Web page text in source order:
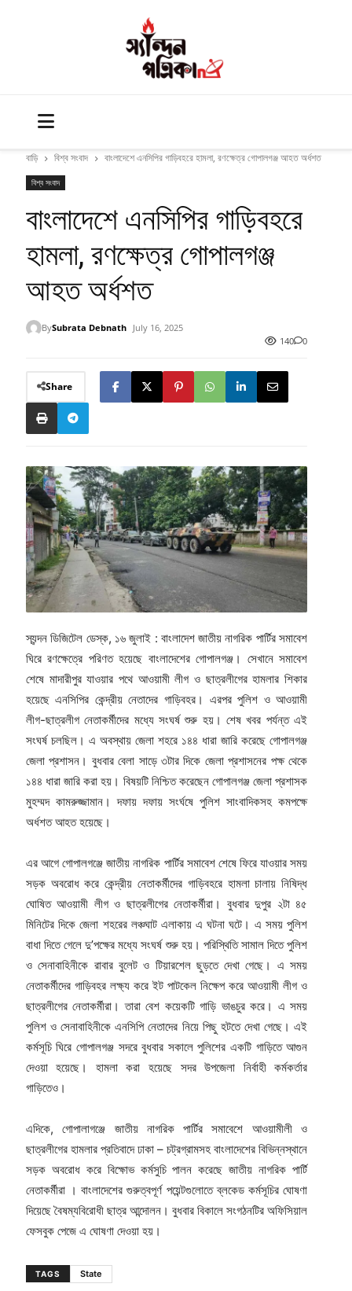
বাড়ি বিশ্ব সংবাদ বাংলাদেশে এনসিপির গাড়িবহরে হামলা, রণক্ষেত্র গোপালগঞ্জ আহত অর্ধশত
বিশ্ব সংবাদ
বাংলাদেশে এনসিপির গাড়িবহরে
হামলা, রণক্ষেত্র গোপালগঞ্জ
আহত অর্ধশত
BySubrata Debnath
July 16, 2025
140
0
Share
স্যন্দন ডিজিটেল ডেস্ক, ১৬ জুলাই : বাংলাদেশ জাতীয় নাগরিক পার্টির সমাবেশ
ঘিরে রণক্ষেত্রে পরিণত হয়েছে বাংলাদেশের গোপালগঞ্জ। সেখানে সমাবেশ
শেষে মাদারীপুর যাওয়ার পথে আওয়ামী লীগ ও ছাত্রলীগের হামলার শিকার
হয়েছে এনসিপির কেন্দ্রীয় নেতাদের গাড়িবহর। এরপর পুলিশ ও আওয়ামী
লীগ-ছাত্রলীগ নেতাকর্মীদের মধ্যে সংঘর্ষ শুরু হয়। শেষ খবর পর্যন্ত এই
সংঘর্ষ চলছিল। এ অবস্থায় জেলা শহরে ১৪৪ ধারা জারি করেছে গোপালগঞ্জ
জেলা প্রশাসন। বুধবার বেলা সাড়ে ৩টার দিকে জেলা প্রশাসনের পক্ষ থেকে
১৪৪ ধারা জারি করা হয়। বিষয়টি নিশ্চিত করেছেন গোপালগঞ্জ জেলা প্রশাসক
মুহম্মদ কামরুজ্জামান। দফায় দফায় সংর্ঘষে পুলিশ সাংবাদিকসহ কমপক্ষে
অর্ধশত আহত হয়েছে।
এর আগে গোপালগঞ্জে জাতীয় নাগরিক পার্টির সমাবেশ শেষে ফিরে যাওয়ার সময়
সড়ক অবরোধ করে কেন্দ্রীয় নেতাকর্মীদের গাড়িবহরে হামলা চালায় নিষিদ্ধ
ঘোষিত আওয়ামী লীগ ও ছাত্রলীগের নেতাকর্মীরা। বুধবার দুপুর ২টা ৪৫
মিনিটের দিকে জেলা শহরের লঞ্চঘাট এলাকায় এ ঘটনা ঘটে। এ সময় পুলিশ
বাধা দিতে গেলে দু’পক্ষের মধ্যে সংঘর্ষ শুরু হয়। পরিস্থিতি সামাল দিতে পুলিশ
ও সেনাবাহিনীকে রাবার বুলেট ও টিয়ারশেল ছুড়তে দেখা গেছে। এ সময়
নেতাকর্মীদের গাড়িবহর লক্ষ্য করে ইট পাটকেল নিক্ষেপ করে আওয়ামী লীগ ও
ছাত্রলীগের নেতাকর্মীরা। তারা বেশ কয়েকটি গাড়ি ভাঙচুর করে। এ সময়
পুলিশ ও সেনাবাহিনীকে এনসিপি নেতাদের নিয়ে পিছু হটতে দেখা গেছে। এই
কর্মসূচি ঘিরে গোপালগঞ্জ সদরে বুধবার সকালে পুলিশের একটি গাড়িতে আগুন
দেওয়া হয়েছে। হামলা করা হয়েছে সদর উপজেলা নির্বাহী কর্মকর্তার
গাড়িতেও।
এদিকে, গোপালাগঞ্জে জাতীয় নাগরিক পার্টির সমাবেশে আওয়ামীলী ও
ছাত্রলীগের হামলার প্রতিবাদে ঢাকা – চট্রগ্রামসহ বাংলাদেশের বিভিন্নস্থানে
সড়ক অবরোধ করে বিক্ষোভ কর্মসুচি পালন করেছে জাতীয় নাগরিক পার্টি
নেতাকর্মীরা । বাংলাদেশের গুরুত্বপূর্ণ পয়েন্টগুলোতে ব্লকেড কর্মসূচির ঘোষণা
দিয়েছে বৈষম্যবিরোধী ছাত্র আন্দোলন। বুধবার বিকালে সংগঠনটির অফিসিয়াল
ফেসবুক পেজে এ ঘোষণা দেওয়া হয়।
TAGS State